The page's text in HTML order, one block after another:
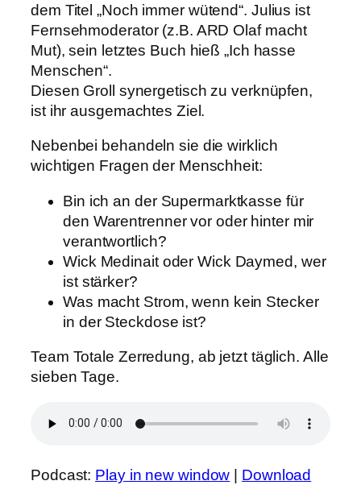
dem Titel „Noch immer wütend“. Julius ist
Fernsehmoderator (z.B. ARD Olaf macht
Mut), sein letztes Buch hieß „Ich hasse
Menschen“.
Diesen Groll synergetisch zu verknüpfen,
ist ihr ausgemachtes Ziel.
Nebenbei behandeln sie die wirklich
wichtigen Fragen der Menschheit:
Bin ich an der Supermarktkasse für
den Warentrenner vor oder hinter mir
verantwortlich?
Wick Medinait oder Wick Daymed, wer
ist stärker?
Was macht Strom, wenn kein Stecker
in der Steckdose ist?
Team Totale Zerredung, ab jetzt täglich. Alle
sieben Tage.
Podcast: Play in new window Download